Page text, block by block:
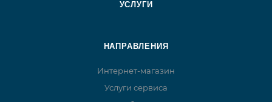
УСЛУГИ
НАПРАВЛЕНИЯ
Интернет-магазин
Услуги сервиса